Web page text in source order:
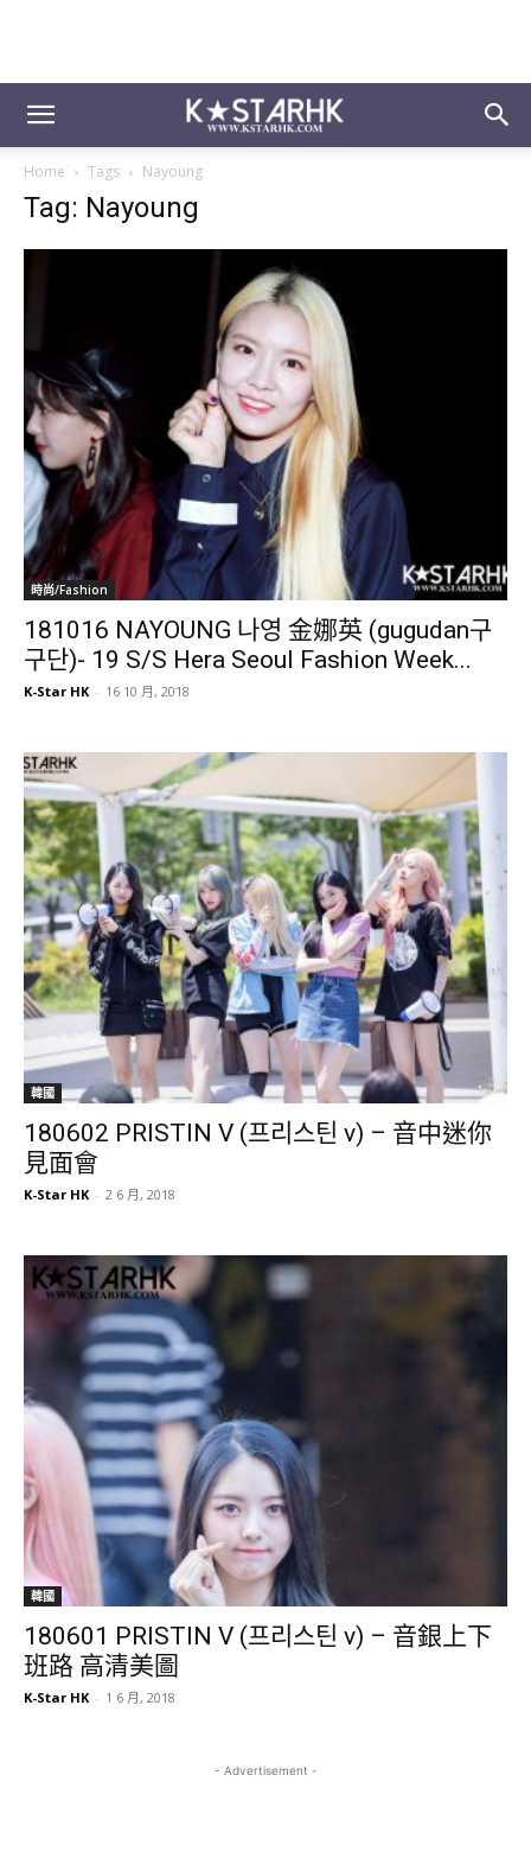
Home Tags Nayoung
Tag: Nayoung
時尚/Fashion
181016 NAYOUNG 나영 金娜英 (gugudan구
구단)- 19 S/S Hera Seoul Fashion Week...
K-Star HK - 16 10 月, 2018
韓國
180602 PRISTIN V (프리스틴 v) – 音中迷你
見面會
K-Star HK - 2 6 月, 2018
韓國
180601 PRISTIN V (프리스틴 v) – 音銀上下
班路 高清美圖
K-Star HK - 1 6 月, 2018
- Advertisement -